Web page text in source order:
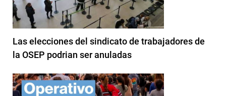
Las elecciones del sindicato de trabajadores de
la OSEP podrian ser anuladas